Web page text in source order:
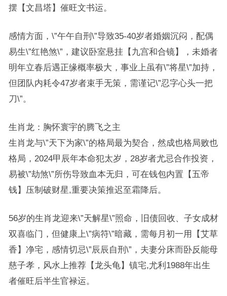
摆【文昌塔】催旺文书运。
感情方面，\”午午自刑\”导致35-40岁者婚姻沉闷，配偶
易生\”红艳煞\”，建议卧室悬挂【九宫和合镜】，未婚者
明年立春后遇正缘概率极大，事业上虽有\”将星\”加持，
但团队内耗令47岁者束手无策，需谨记\”忍字心头一把
刀\”。
生肖龙：胸怀寰宇的腾飞之主
生肖龙与\”天下为家\”的格局最为契合，然成也格局败也
格局，2024甲辰年本命犯太岁，28岁者尤忌合作投资，
易被\”劫煞\”所伤导致血本无归，可在钱包内置【五帝
钱】压制破财星,重要决策推迟至霜降后。
56岁的生肖龙迎来\”天解星\”照命，旧债回收、子女成材
双喜临门，但健康上\”病符\”暗藏，需每月初一用【艾草
香】净宅，感情切忌\”辰辰自刑\”，夫妻分床而卧反能母
慈子孝，风水上推荐【龙头龟】镇宅,尤利1988年出生
者催旺后半生官禄运。